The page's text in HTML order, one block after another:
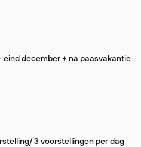
december + na paasvakantie
3 voorstellingen per dag